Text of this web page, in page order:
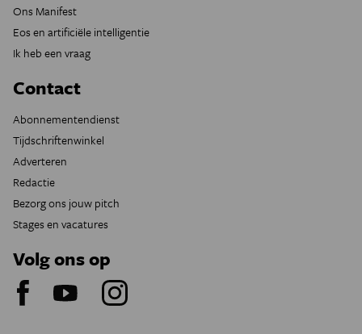
Ons Manifest
Eos en artificiële intelligentie
Ik heb een vraag
Contact
Abonnementendienst
Tijdschriftenwinkel
Adverteren
Redactie
Bezorg ons jouw pitch
Stages en vacatures
Volg ons op